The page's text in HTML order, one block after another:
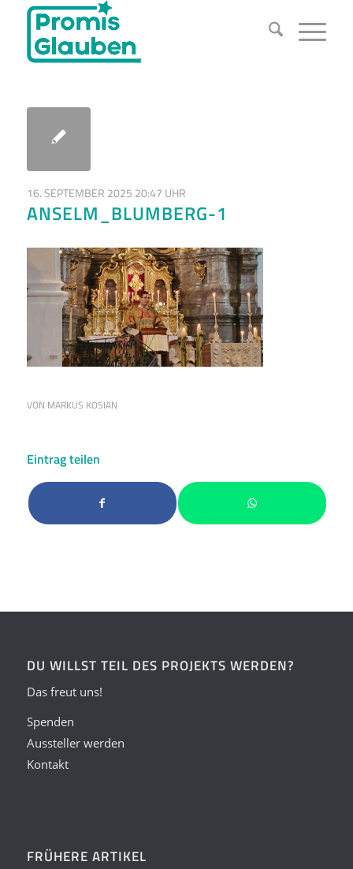
16. SEPTEMBER 2025 20:47 UHR
ANSELM_BLUMBERG-1
VON MARKUS KOSIAN
Eintrag teilen
DU WILLST TEIL DES PROJEKTS WERDEN?
Das freut uns!
Spenden
Aussteller werden
Kontakt
FRÜHERE ARTIKEL